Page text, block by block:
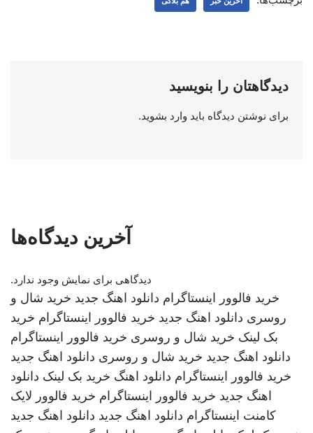
دیدگاهتان را بنویسید
برای نوشتن دیدگاه باید وارد بشوید.
آخرین دیدگاه‌ها
دیدگاهی برای نمایش وجود ندارد.
خرید فالوور اینستاگرام دانلود اهنگ جدید خرید شال و
روسری دانلود اهنگ جدید خرید فالوور اینستاگرام خرید
بک لینک خرید شال و روسری خرید فالوور اینستاگرام
دانلود اهنگ جدید خرید شال و روسری دانلود اهنگ جدید
خرید فالوور اینستاگرام دانلود اهنگ خرید بک لینک دانلود
اهنگ جدید خرید فالوور اینستاگرام خرید فالوور لایک
کامنت اینستاگرام دانلود اهنگ جدید دانلود اهنگ جدید